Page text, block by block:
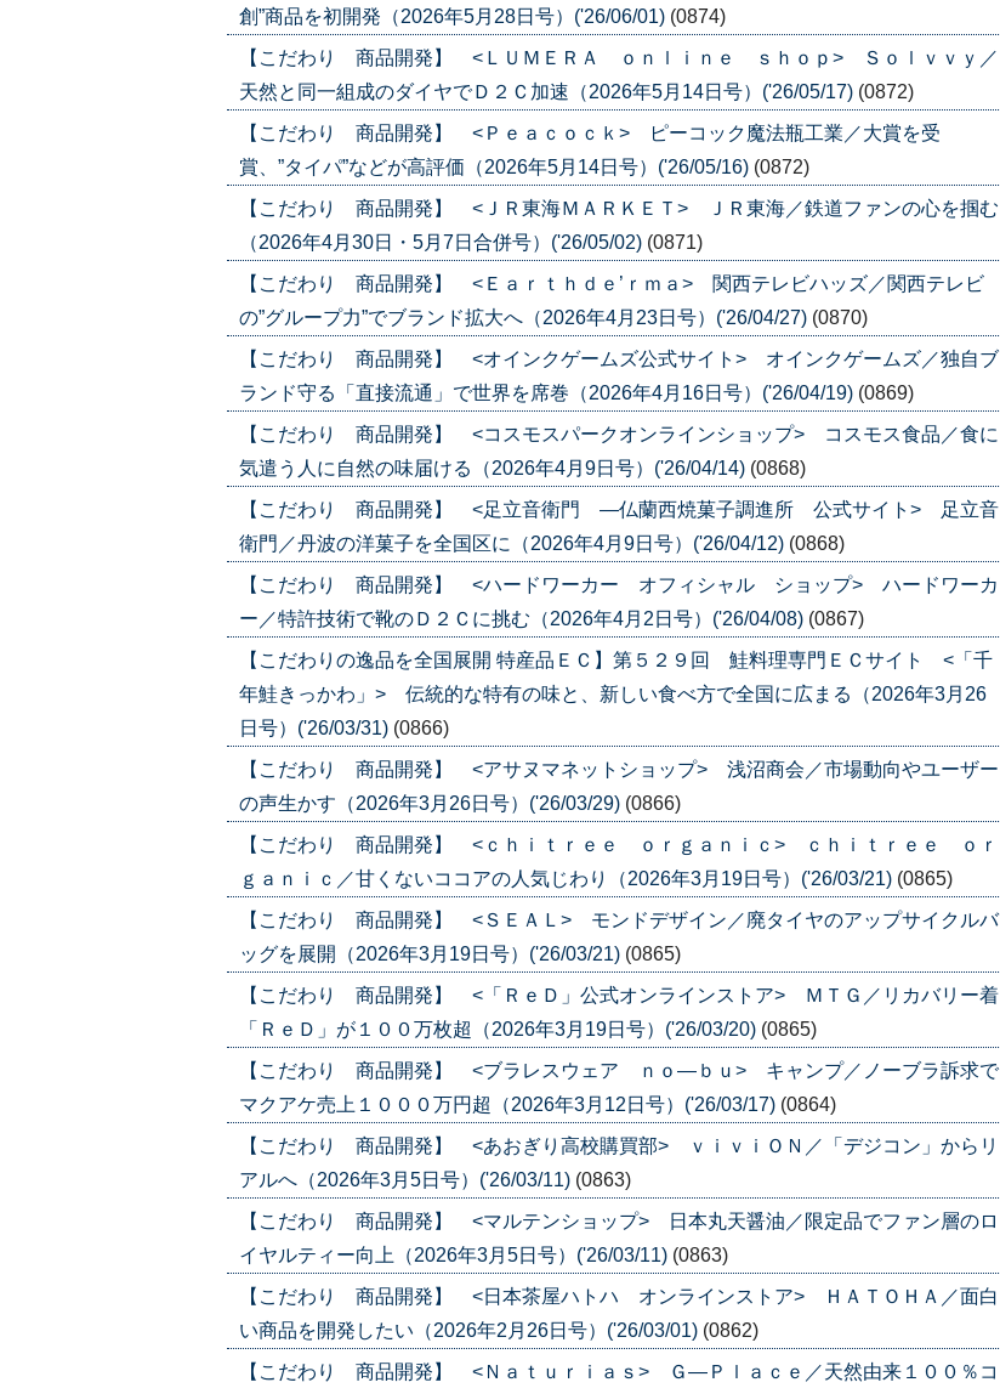
創”商品を初開発（2026年5月28日号）('26/06/01) (0874)
【こだわり 商品開発】 <ＬＵＭＥＲＡ ｏｎｌｉｎｅ ｓｈｏｐ> Ｓｏｌｖｖｙ／
天然と同一組成のダイヤでＤ２Ｃ加速（2026年5月14日号）('26/05/17) (0872)
【こだわり 商品開発】 <Ｐｅａｃｏｃｋ> ピーコック魔法瓶工業／大賞を受
賞、”タイパ”などが高評価（2026年5月14日号）('26/05/16) (0872)
【こだわり 商品開発】 <ＪＲ東海ＭＡＲＫＥＴ> ＪＲ東海／鉄道ファンの心を掴む
（2026年4月30日・5月7日合併号）('26/05/02) (0871)
【こだわり 商品開発】 <Ｅａｒｔｈｄｅ’ｒｍａ> 関西テレビハッズ／関西テレビ
の”グループ力”でブランド拡大へ（2026年4月23日号）('26/04/27) (0870)
【こだわり 商品開発】 <オインクゲームズ公式サイト> オインクゲームズ／独自ブ
ランド守る「直接流通」で世界を席巻（2026年4月16日号）('26/04/19) (0869)
【こだわり 商品開発】 <コスモスパークオンラインショップ> コスモス食品／食に
気遣う人に自然の味届ける（2026年4月9日号）('26/04/14) (0868)
【こだわり 商品開発】 <足立音衛門 ―仏蘭西焼菓子調進所 公式サイト> 足立音
衛門／丹波の洋菓子を全国区に（2026年4月9日号）('26/04/12) (0868)
【こだわり 商品開発】 <ハードワーカー オフィシャル ショップ> ハードワーカ
ー／特許技術で靴のＤ２Ｃに挑む（2026年4月2日号）('26/04/08) (0867)
【こだわりの逸品を全国展開 特産品ＥＣ】第５２９回 鮭料理専門ＥＣサイト <「千
年鮭きっかわ」> 伝統的な特有の味と、新しい食べ方で全国に広まる（2026年3月26
日号）('26/03/31) (0866)
【こだわり 商品開発】 <アサヌマネットショップ> 浅沼商会／市場動向やユーザー
の声生かす（2026年3月26日号）('26/03/29) (0866)
【こだわり 商品開発】 <ｃｈｉｔｒｅｅ ｏｒｇａｎｉｃ> ｃｈｉｔｒｅｅ ｏｒ
ｇａｎｉｃ／甘くないココアの人気じわり（2026年3月19日号）('26/03/21) (0865)
【こだわり 商品開発】 <ＳＥＡＬ> モンドデザイン／廃タイヤのアップサイクルバ
ッグを展開（2026年3月19日号）('26/03/21) (0865)
【こだわり 商品開発】 <「ＲｅＤ」公式オンラインストア> ＭＴＧ／リカバリー着
「ＲｅＤ」が１００万枚超（2026年3月19日号）('26/03/20) (0865)
【こだわり 商品開発】 <ブラレスウェア ｎｏ―ｂｕ> キャンプ／ノーブラ訴求で
マクアケ売上１０００万円超（2026年3月12日号）('26/03/17) (0864)
【こだわり 商品開発】 <あおぎり高校購買部> ｖｉｖｉＯＮ／「デジコン」からリ
アルへ（2026年3月5日号）('26/03/11) (0863)
【こだわり 商品開発】 <マルテンショップ> 日本丸天醤油／限定品でファン層のロ
イヤルティー向上（2026年3月5日号）('26/03/11) (0863)
【こだわり 商品開発】 <日本茶屋ハトハ オンラインストア> ＨＡＴＯＨＡ／面白
い商品を開発したい（2026年2月26日号）('26/03/01) (0862)
【こだわり 商品開発】 <Ｎａｔｕｒｉａｓ> Ｇ―Ｐｌａｃｅ／天然由来１００％コ